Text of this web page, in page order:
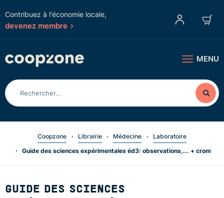
Contribuez à l'économie locale,
devenez membre
MENU
Coopzone Librairie Médecine
Laboratoire
Guide des sciences expérimentales éd3: observations,... + crom
GUIDE DES SCIENCES